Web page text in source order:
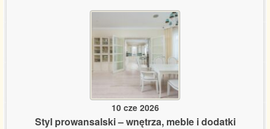
10 cze 2026
Styl prowansalski – wnętrza, meble i dodatki